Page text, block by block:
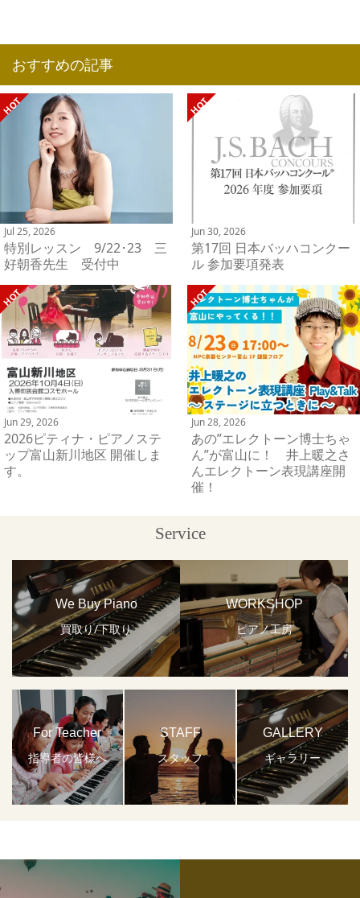
おすすめの記事
Jul 25, 2026
特別レッスン 9/22･23 三
好朝香先生 受付中
Jun 30, 2026
第17回 日本バッハコンクー
ル 参加要項発表
Jun 29, 2026
2026ピティナ・ピアノステ
ップ富山新川地区 開催しま
す。
Jun 28, 2026
あの”エレクトーン博士ちゃ
ん”が富山に！ 井上暖之さ
んエレクトーン表現講座開
催！
Service
We Buy Piano
買取り/下取り
WORKSHOP
ピアノ工房
For Teacher
指導者の皆様へ
STAFF
スタッフ
GALLERY
ギャラリー